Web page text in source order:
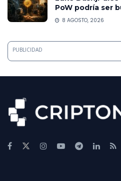
PoW podría ser
8 AGOSTO, 2026
PUBLICIDAD